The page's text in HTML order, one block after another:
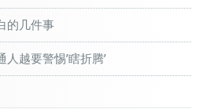
的几件事
越要警惕’瞎折腾’